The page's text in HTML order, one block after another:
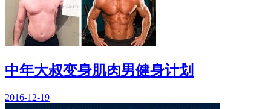
中年大叔变身肌肉男健身计划
2016-12-19